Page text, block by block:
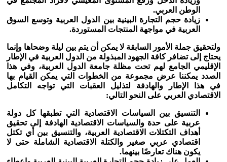
الوطن العربي.
زيادة حجم التجارة البينية بين الدول العربية وتوسع السوق
العربية في مواجهة المنتجات المستوردة.
ولتحقيق جملة الأمور السابقة لا يمكن أن يتم بين ليلة وضحاها وإنما
يحتاج إلى تضافر كافة الجهود المبذولة من الدول العربية في الإطار
الإقليمي الجامع لهم تحت مظلة جامعة الدول العربية، وفي هذا
الصدد يمكننا عرض مجموعة من الخطوات التي يمكن القيام بها
في هذا الإطار والهادفة لتذليل العقبات التي تواجه التكامل
الاقتصادي العربي على النحو التالي:
التنسيق بين السياسات الاقتصادية التي تطبقها كل دولة
عربية على حدة والسياسات الاقتصادية الهادفة إلى تحقيق
أهداف التكتلات الاقتصادية العربية، والتنسيق بين أي تكتل
اقتصادي عربي صغير والكتلة الاقتصادية الشاملة حتى لا
يكون هناك تعارضًا بينهما.